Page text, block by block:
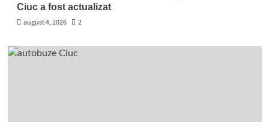
Ciuc a fost actualizat
august 4, 2026
2